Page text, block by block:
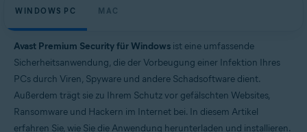
Avast Premium Security 15.x für Mac
Microsoft Windows 10 Home/Pro/Enterprise/Education – 32-/64-Bit
Microsoft Windows 8.1 Home/Pro/Enterprise/Education – 32-/64-Bit
Microsoft Windows 8 Home/Pro/Enterprise/Education – 32-/64-Bit
Premium/Professional/Enterprise/Ultimate – Service Pack 1 mit
benutzerfreundlichem Rollup-Update, 32-/64-Bit
WINDOWS PC MAC
Avast Premium Security für Windows ist eine umfassende
Sicherheitsanwendung, die der Vorbeugung einer Infektion Ihres
PCs durch Viren, Spyware und andere Schadsoftware dient.
Außerdem trägt sie zu Ihrem Schutz vor gefälschten Websites,
Ransomware und Hackern im Internet bei. In diesem Artikel
erfahren Sie, wie Sie die Anwendung herunterladen und installieren.